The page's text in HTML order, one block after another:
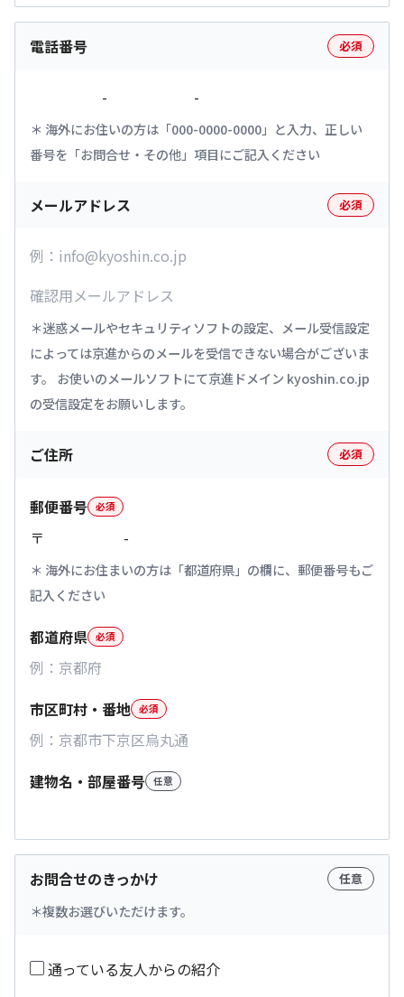
電話番号 必須
- -
海外にお住いの方は「000-0000-0000」と入力、正しい
番号を「お問合せ・その他」項目にご記入ください
メールアドレス 必須
迷惑メールやセキュリティソフトの設定、メール受信設定
によっては京進からのメールを受信できない場合がございま
す。 お使いのメールソフトにて京進ドメイン kyoshin.co.jp
の受信設定をお願いします。
ご住所 必須
郵便番号 必須
〒 -
海外にお住まいの方は「都道府県」の欄に、郵便番号もご
記入ください
都道府県 必須
市区町村・番地 必須
建物名・部屋番号 任意
お問合せのきっかけ 任意
複数お選びいただけます。
通っている友人からの紹介